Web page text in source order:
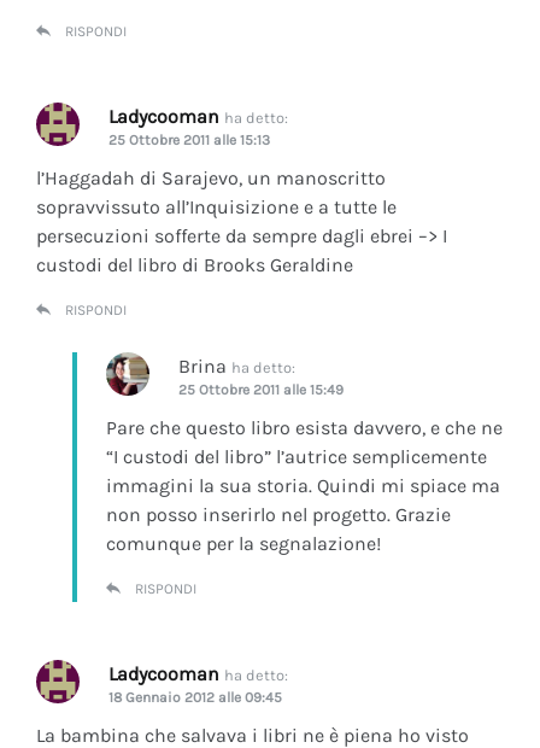
RISPONDI
Ladycooman ha detto:
25 Ottobre 2011 alle 15:13
l’Haggadah di Sarajevo, un manoscritto
sopravvissuto all’Inquisizione e a tutte le
persecuzioni sofferte da sempre dagli ebrei –> I
custodi del libro di Brooks Geraldine
RISPONDI
Brina ha detto:
25 Ottobre 2011 alle 15:49
Pare che questo libro esista davvero, e che ne
“I custodi del libro” l’autrice semplicemente
immagini la sua storia. Quindi mi spiace ma
non posso inserirlo nel progetto. Grazie
comunque per la segnalazione!
RISPONDI
Ladycooman ha detto:
18 Gennaio 2012 alle 09:45
La bambina che salvava i libri ne è piena ho visto